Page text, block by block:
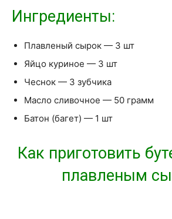
Ингредиенты:
Плавленый сырок — 3 шт
Яйцо куриное — 3 шт
Чеснок — 3 зубчика
Масло сливочное — 50 грамм
Батон (багет) — 1 шт
Как приготовить
плавленым